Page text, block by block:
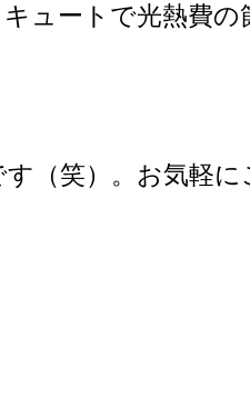
ュートで光熱費の
（笑）。お気軽